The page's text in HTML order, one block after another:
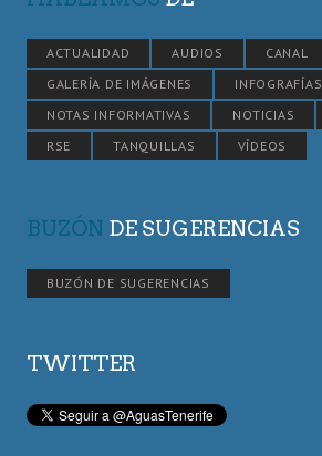
ACTUALIDAD AUDIOS
CANAL
GALERÍA DE IMÁGENES
INFOGRAFÍAS
NOTAS INFORMATIVAS
NOTICIAS
RSE
TANQUILLAS VÍDEOS
BUZÓN DE SUGERENCIAS
BUZÓN DE SUGERENCIAS
TWITTER